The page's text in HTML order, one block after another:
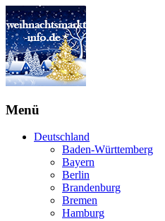
Menü
Deutschland
Baden-Württemberg
Bayern
Berlin
Brandenburg
Bremen
Hamburg